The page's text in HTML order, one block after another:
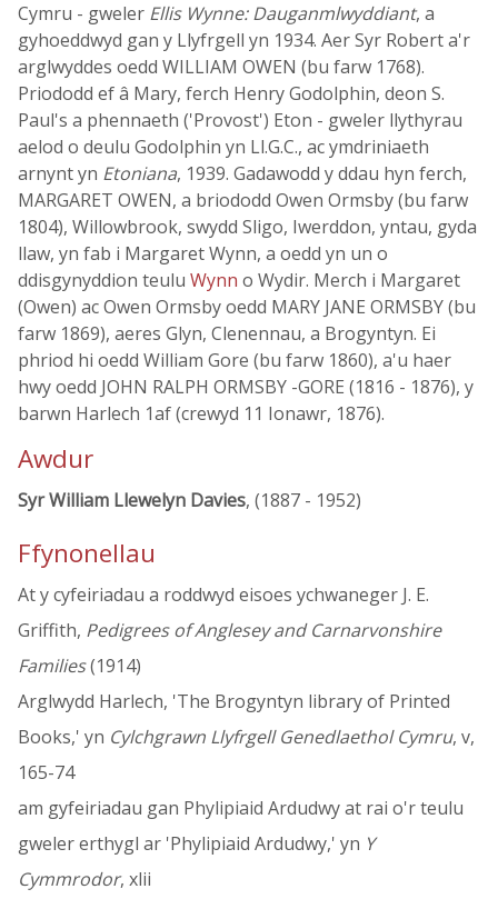
Cymru - gweler Ellis Wynne: Dauganmlwyddiant, a
gyhoeddwyd gan y Llyfrgell yn 1934. Aer Syr Robert a'r
arglwyddes oedd WILLIAM OWEN (bu farw 1768).
Priododd ef â Mary, ferch Henry Godolphin, deon S.
Paul's a phennaeth ('Provost') Eton - gweler llythyrau
aelod o deulu Godolphin yn Ll.G.C., ac ymdriniaeth
arnynt yn Etoniana, 1939. Gadawodd y ddau hyn ferch,
MARGARET OWEN, a briododd Owen Ormsby (bu farw
1804), Willowbrook, swydd Sligo, Iwerddon, yntau, gyda
llaw, yn fab i Margaret Wynn, a oedd yn un o
ddisgynyddion teulu Wynn o Wydir. Merch i Margaret
(Owen) ac Owen Ormsby oedd MARY JANE ORMSBY (bu
farw 1869), aeres Glyn, Clenennau, a Brogyntyn. Ei
phriod hi oedd William Gore (bu farw 1860), a'u haer
hwy oedd JOHN RALPH ORMSBY -GORE (1816 - 1876), y
barwn Harlech 1af (crewyd 11 Ionawr, 1876).
Awdur
Syr William Llewelyn Davies, (1887 - 1952)
Ffynonellau
At y cyfeiriadau a roddwyd eisoes ychwaneger J. E.
Griffith, Pedigrees of Anglesey and Carnarvonshire
Families(1914)
Arglwydd Harlech, 'The Brogyntyn library of Printed
Books,' yn Cylchgrawn Llyfrgell Genedlaethol Cymru, v,
165-74
am gyfeiriadau gan Phylipiaid Ardudwy at rai o'r teulu
gweler erthygl ar 'Phylipiaid Ardudwy,' yn Y
Cymmrodor, xlii